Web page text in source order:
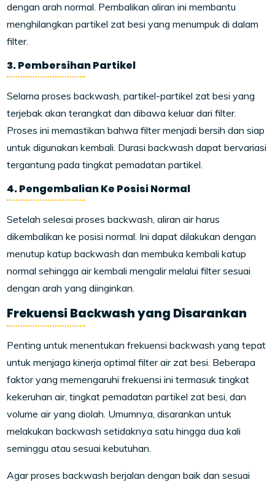
dengan arah normal. Pembalikan aliran ini membantu
menghilangkan partikel zat besi yang menumpuk di dalam
filter.
3. Pembersihan Partikel
Selama proses backwash, partikel-partikel zat besi yang
terjebak akan terangkat dan dibawa keluar dari filter.
Proses ini memastikan bahwa filter menjadi bersih dan siap
untuk digunakan kembali. Durasi backwash dapat bervariasi
tergantung pada tingkat pemadatan partikel.
4. Pengembalian Ke Posisi Normal
Setelah selesai proses backwash, aliran air harus
dikembalikan ke posisi normal. Ini dapat dilakukan dengan
menutup katup backwash dan membuka kembali katup
normal sehingga air kembali mengalir melalui filter sesuai
dengan arah yang diinginkan.
Frekuensi Backwash yang Disarankan
Penting untuk menentukan frekuensi backwash yang tepat
untuk menjaga kinerja optimal filter air zat besi. Beberapa
faktor yang memengaruhi frekuensi ini termasuk tingkat
kekeruhan air, tingkat pemadatan partikel zat besi, dan
volume air yang diolah. Umumnya, disarankan untuk
melakukan backwash setidaknya satu hingga dua kali
seminggu atau sesuai kebutuhan.
Agar proses backwash berjalan dengan baik dan sesuai